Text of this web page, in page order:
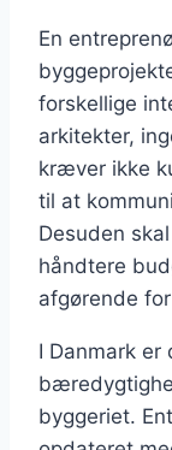
En
forskellige
arkitekter,
kræver ikke
til at
Desuden
håndtere
afgørende
I Danmark er
byggeriet.